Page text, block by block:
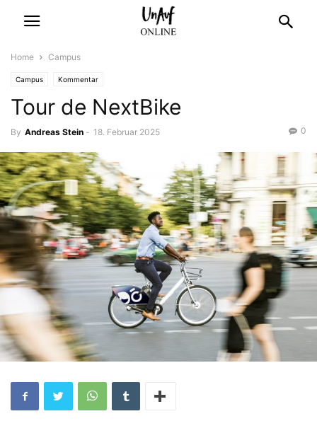
Home Campus
Campus Kommentar
Tour de NextBike
By Andreas Stein - 18. Februar 2025 0